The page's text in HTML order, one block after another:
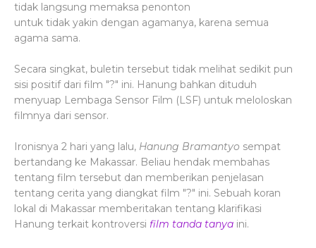
tidak langsung memaksa penonton
untuk tidak yakin dengan agamanya, karena semua
agama sama.
Secara singkat, buletin tersebut tidak melihat sedikit pun
sisi positif dari film "?" ini. Hanung bahkan dituduh
menyuap Lembaga Sensor Film (LSF) untuk meloloskan
filmnya dari sensor.
Ironisnya 2 hari yang lalu, Hanung Bramantyo sempat
bertandang ke Makassar. Beliau hendak membahas
tentang film tersebut dan memberikan penjelasan
tentang cerita yang diangkat film "?" ini. Sebuah koran
lokal di Makassar memberitakan tentang klarifikasi
Hanung terkait kontroversi film tanda tanya ini.